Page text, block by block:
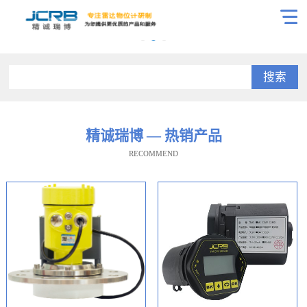
搜索
精诚瑞博 — 热销产品
RECOMMEND